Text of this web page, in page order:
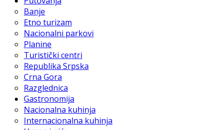
Banje
Etno turizam
Nacionalni parkovi
Planine
Turistički centri
Republika Srpska
Crna Gora
Razglednica
Gastronomija
Nacionalna kuhinja
Internacionalna kuhinja